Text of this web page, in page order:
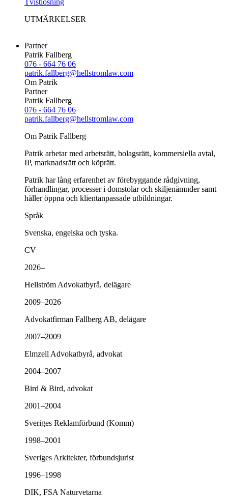
Tvistlösning
UTMÄRKELSER
Partner
Patrik Fallberg
076 - 664 76 06
patrik.fallberg@hellstromlaw.com
Om Patrik
Partner
Patrik Fallberg
076 - 664 76 06
patrik.fallberg@hellstromlaw.com
Om Patrik Fallberg
Patrik arbetar med arbetsrätt, bolagsrätt, kommersiella avtal,
IP, marknadsrätt och köprätt.
Patrik har lång erfarenhet av förebyggande rådgivning,
förhandlingar, processer i domstolar och skiljenämnder samt
håller öppna och klientanpassade utbildningar.
Språk
Svenska, engelska och tyska.
CV
2026–
Hellström Advokatbyrå, delägare
2009–2026
Advokatfirman Fallberg AB, delägare
2007–2009
Elmzell Advokatbyrå, advokat
2004–2007
Bird & Bird, advokat
2001–2004
Sveriges Reklamförbund (Komm)
1998–2001
Sveriges Arkitekter, förbundsjurist
1996–1998
DIK, FSA Naturvetarna